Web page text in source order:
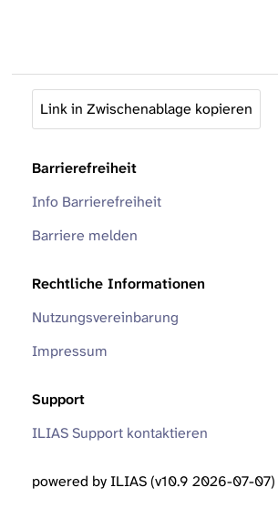
Link in Zwischenablage kopieren
Barrierefreiheit
Info Barrierefreiheit
Barriere melden
Rechtliche Informationen
Nutzungsvereinbarung
Impressum
Support
ILIAS Support kontaktieren
powered by ILIAS (v10.9 2026-07-07)